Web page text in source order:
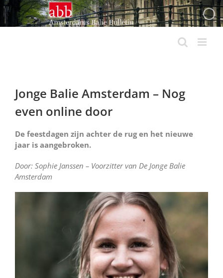
Ga
naar
inhoud
Jonge Balie Amsterdam – Nog
even online door
De feestdagen zijn achter de rug en het nieuwe
jaar is aangebroken.
Door: Sophie Janssen – Voorzitter van De Jonge Balie
Amsterdam